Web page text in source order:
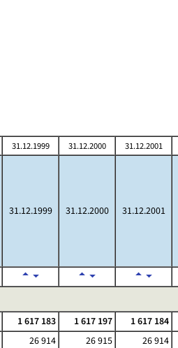
31.12.1999 31.12.2000 31.12.2001
31.12.1999 31.12.2000 31.12.2001
1 617 183 1 617 197
1 617 184
26 914 26 915
26 914